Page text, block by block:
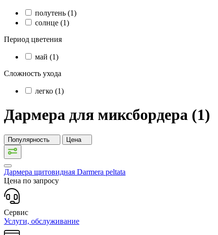
полутень (1)
солнце (1)
Период цветения
май (1)
Сложность ухода
легко (1)
Дармера для миксбордера (1)
Популярность Цена
Дармера щитовидная Darmera peltata
Цена по запросу
Сервис
Услуги, обслуживание